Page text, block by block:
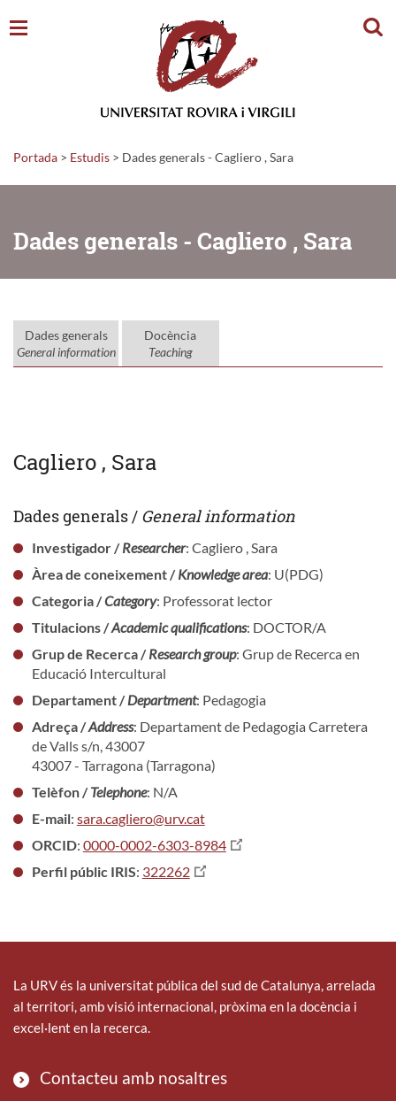
Portada > Estudis > Dades generals - Cagliero , Sara
Dades generals - Cagliero , Sara
Dades generals
General information
Docència
Teaching
Cagliero , Sara
Dades generals / General information
Investigador /Researcher: Cagliero , Sara
Àrea de coneixement /Knowledge area: U(PDG)
Categoria /Category: Professorat lector
Titulacions /Academic qualifications: DOCTOR/A
Grup de Recerca /Research group: Grup de Recerca en
Educació Intercultural
Departament /Department: Pedagogia
Adreça /Address: Departament de Pedagogia Carretera
de Valls s/n, 43007
43007 - Tarragona (Tarragona)
Telèfon /Telephone: N/A
E-mail: sara.cagliero@urv.cat
ORCID: 0000-0002-6303-8984
Perfil públic IRIS: 322262
La URV és la universitat pública del sud de Catalunya, arrelada
al territori, amb visió internacional, pròxima en la docència i
excel·lent en la recerca.
Contacteu amb nosaltres